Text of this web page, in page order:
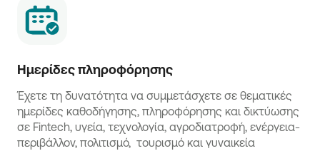
Ημερίδες πληροφόρησης
Έχετε τη δυνατότητα να συμμετάσχετε σε θεματικές
ημερίδες καθοδήγησης, πληροφόρησης και δικτύωσης
σε Fintech, υγεία, τεχνολογία, αγροδιατροφή, ενέργεια-
περιβάλλον, πολιτισμό, τουρισμό και γυναικεία